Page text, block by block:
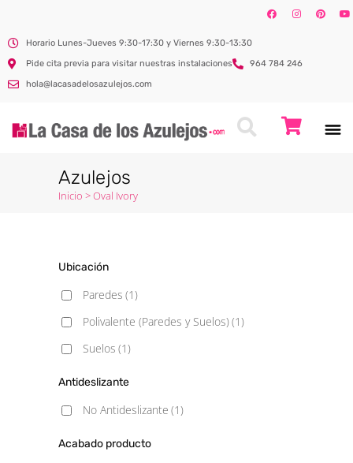
Horario Lunes-Jueves 9:30-17:30 y Viernes 9:30-13:30
Pide cita previa para visitar nuestras instalaciones
964 784 246
hola@lacasadelosazulejos.com
Azulejos
Inicio >Oval Ivory
Ubicación
Paredes (1)
Polivalente (Paredes y Suelos)(1)
Suelos (1)
Antideslizante
No Antideslizante (1)
Acabado producto